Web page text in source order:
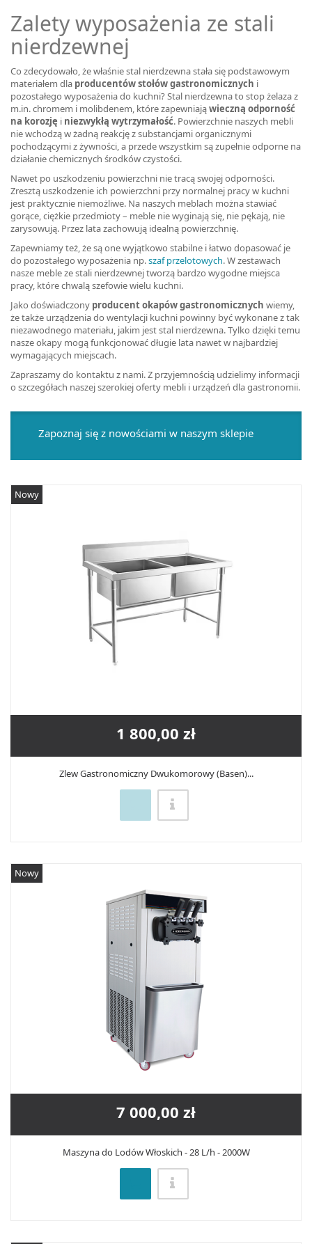
Zalety wyposażenia ze stali
nierdzewnej
Co zdecydowało, że właśnie stal nierdzewna stała się podstawowym
materiałem dla producentów stołów gastronomicznych i
pozostałego wyposażenia do kuchni? Stal nierdzewna to stop żelaza z
m.in. chromem i molibdenem, które zapewniająwieczną odporność
na korozję i niezwykłą wytrzymałość. Powierzchnie naszych mebli
nie wchodzą w żadną reakcję z substancjami organicznymi
pochodzącymi z żywności, a przede wszystkim są zupełnie odporne na
działanie chemicznych środków czystości.
Nawet po uszkodzeniu powierzchni nie tracą swojej odporności.
Zresztą uszkodzenie ich powierzchni przy normalnej pracy w kuchni
jest praktycznie niemożliwe. Na naszych meblach można stawiać
gorące, ciężkie przedmioty – meble nie wyginają się, nie pękają, nie
zarysowują. Przez lata zachowują idealną powierzchnię.
Zapewniamy też, że są one wyjątkowo stabilne i łatwo dopasować je
do pozostałego wyposażenia np.szaf przelotowych. W zestawach
nasze meble ze stali nierdzewnej tworzą bardzo wygodne miejsca
pracy, które chwalą szefowie wielu kuchni.
Jako doświadczony producent okapów gastronomicznych wiemy,
że także urządzenia do wentylacji kuchni powinny być wykonane z tak
niezawodnego materiału, jakim jest stal nierdzewna. Tylko dzięki temu
nasze okapy mogą funkcjonować długie lata nawet w najbardziej
wymagających miejscach.
Zapraszamy do kontaktu z nami. Z przyjemnością udzielimy informacji
o szczegółach naszej szerokiej oferty mebli i urządzeń dla gastronomii.
Zapoznaj się z nowościami w naszym sklepie
Nowy
1 800,00 zł
Zlew Gastronomiczny Dwukomorowy (Basen)...
Nowy
7 000,00 zł
Maszyna do Lodów Włoskich - 28 L/h - 2000W